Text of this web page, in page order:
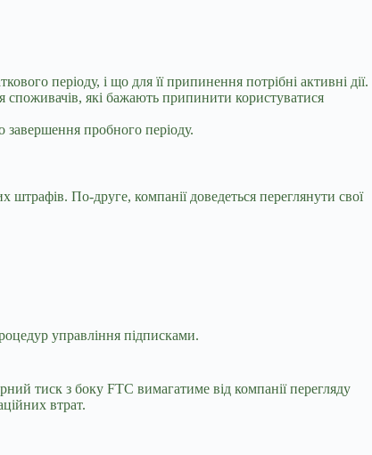
періоду, і що для її припинення потрібні активні дії.
які бажають припинити користуватися
пробного періоду.
По-друге, компанії доведеться переглянути свої
управління підписками.
тиск з боку FTC вимагатиме від компанії перегляду
втрат.